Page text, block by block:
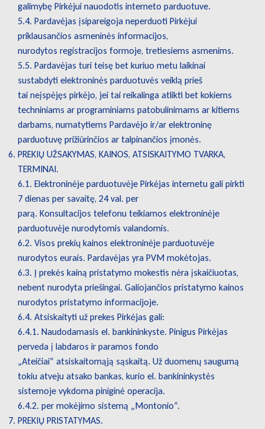
galimybę Pirkėjui nauodotis interneto parduotuve.
5.4. Pardavėjas įsipareigoja neperduoti Pirkėjui
priklausančios asmeninės informacijos,
nurodytos registracijos formoje, tretiesiems asmenims.
5.5. Pardavėjas turi teisę bet kuriuo metu laikinai
sustabdyti elektroninės parduotuvės veiklą prieš
tai neįspėjęs pirkėjo, jei tai reikalinga atlikti bet kokiems
techniniams ar programiniams patobulinimams ar kitiems
darbams, numatytiems Pardavėjo ir/ar elektroninę
parduotuvę prižiūrinčios ar talpinančios įmonės.
PREKIŲ UŽSAKYMAS, KAINOS, ATSISKAITYMO TVARKA,
TERMINAI.
6.1. Elektroninėje parduotuvėje Pirkėjas internetu gali pirkti
7 dienas per savaitę, 24 val. per
parą. Konsultacijos telefonu teikiamos elektroninėje
parduotuvėje nurodytomis valandomis.
6.2. Visos prekių kainos elektroninėje parduotuvėje
nurodytos eurais. Pardavėjas yra PVM mokėtojas.
6.3. Į prekės kainą pristatymo mokestis nėra įskaičiuotas,
nebent nurodyta priešingai. Galiojančios pristatymo kainos
nurodytos pristatymo informacijoje.
6.4. Atsiskaityti už prekes Pirkėjas gali:
6.4.1. Naudodamasis el. bankininkyste. Pinigus Pirkėjas
perveda į labdaros ir paramos fondo
„Ateičiai“ atsiskaitomąją sąskaitą. Už duomenų saugumą
tokiu atveju atsako bankas, kurio el. bankininkystės
sistemoje vykdoma piniginė operacija.
6.4.2. per mokėjimo sistemą „Montonio“.
PREKIŲ PRISTATYMAS.